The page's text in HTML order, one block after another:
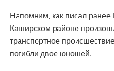
Напомним, как писал ранее
Каширском районе
транспортное
погибли двое юношей.